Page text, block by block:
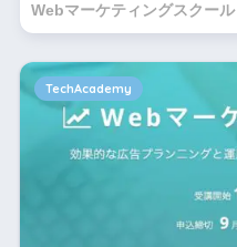
Webマーケティングスクール
TechAcademy